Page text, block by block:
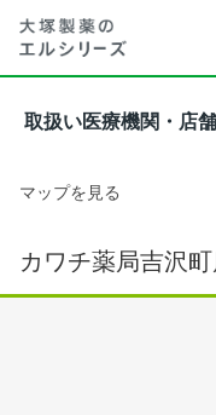
取扱い医療機関・店舗
マップを見る
カワチ薬局吉沢